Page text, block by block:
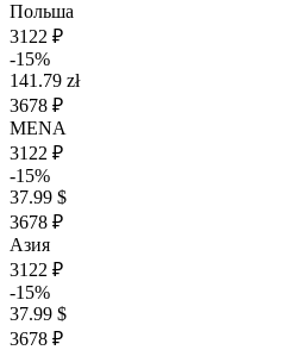
Польша
3122 ₽
-15%
141.79 zł
3678 ₽
MENA
3122 ₽
-15%
37.99 $
3678 ₽
Азия
3122 ₽
-15%
37.99 $
3678 ₽